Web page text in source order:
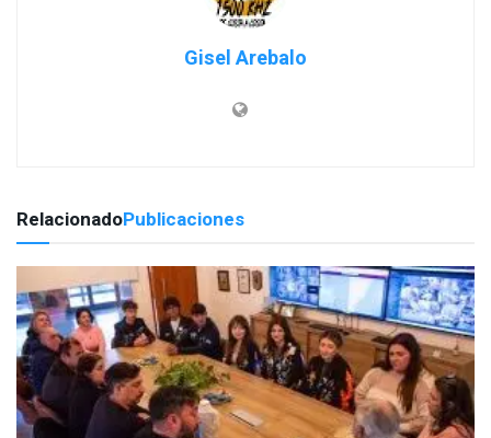
Gisel Arebalo
RelacionadoPublicaciones